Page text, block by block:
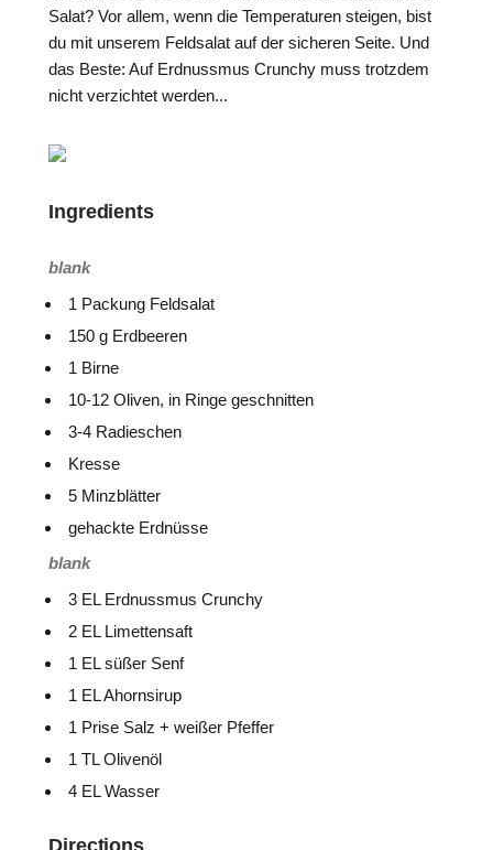
Salat? Vor allem, wenn die Temperaturen steigen, bist
du mit unserem Feldsalat auf der sicheren Seite. Und
das Beste: Auf Erdnussmus Crunchy muss trotzdem
nicht verzichtet werden...
Ingredients
blank
1 Packung Feldsalat
150 g Erdbeeren
1 Birne
10-12 Oliven, in Ringe geschnitten
3-4 Radieschen
Kresse
5 Minzblätter
gehackte Erdnüsse
blank
3 EL Erdnussmus Crunchy
2 EL Limettensaft
1 EL süßer Senf
1 EL Ahornsirup
1 Prise Salz + weißer Pfeffer
1 TL Olivenöl
4 EL Wasser
Directions